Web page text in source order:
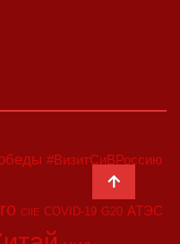
#ВизитСиВРоссию
CIIE COVID-19 G20 АТЭС